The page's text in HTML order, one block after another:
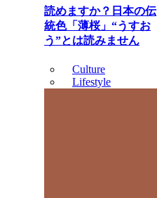
読めますか？日本の伝
統色「薄桜」“うすお
う”とは読みません
Culture
Lifestyle